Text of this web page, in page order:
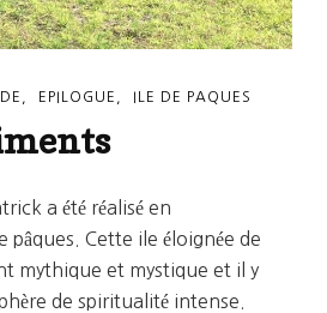
EPILOGUE ILE DE PAQUES
a été réalisé en
pâques. Cette ile éloignée de
mythique et mystique et il y
de spiritualité intense.